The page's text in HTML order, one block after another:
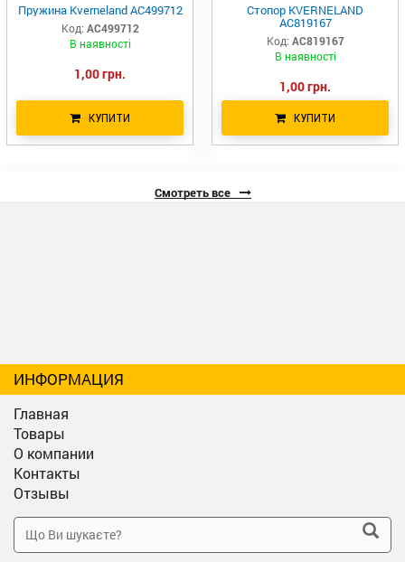
Пружина Kverneland AC499712
Код: AC499712
В наявності
1,00 грн.
КУПИТИ
Стопор KVERNELAND
AC819167
Код: AC819167
В наявності
1,00 грн.
КУПИТИ
Смотреть все
ИНФОРМАЦИЯ
Главная
Товары
О компании
Контакты
Отзывы